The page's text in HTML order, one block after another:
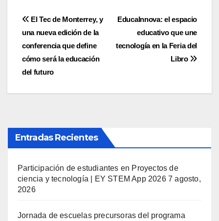
Navegación
de
entradas
EducaInnova: el espacio
educativo que une
tecnología en la Feria del
Libro
El Tec de Monterrey, y
una nueva edición de la
conferencia que define
cómo será la educación
del futuro
Entradas Recientes
Participación de estudiantes en Proyectos de
ciencia y tecnología | EY STEM App 2026 7 agosto,
2026
Jornada de escuelas precursoras del programa